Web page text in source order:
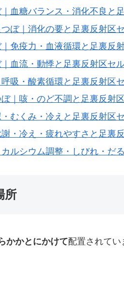
血糖バランス・消化不良と
ぼ｜消化の要と足裏反射区
免疫力・血液循環と足裏反
血流・動悸と足裏反射区セ
吸・酸素循環と足裏反射区
｜咳・のど不調と足裏反射
むくみ・冷えと足裏反射区
・冷え・疲れやすさと足裏
ルシウム調整・しびれ・だ
所
かかとにかけて配置されてい